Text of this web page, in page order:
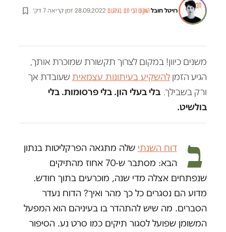
רויטל חובל·המקום הכי חם בגיהנום·
28.09.2022
·זמן קריאה 7 דק׳
משנים כיוון! במקום לצרוך תקשורת שמוכרת אותך,
הגיע הזמן להשקיע בעיתונות עצמאית שעובדת אך
ורק בשבילך. בלי בעלי הון. בלי פרסומות. בלי
בולשיט.
ב דוח השנתי שלה מתגאה הפרקליטות בנתון
הבא: מסתבר ש-70 אחוז מהתיקים
שנפתחים אצלה מדי שנה, מוכרעים בתוך חודש.
מדוע הם נסגרים כל כך מהר ואיך? הדוח נעדר
הסברים. מה שיש להתהדר בו בעיניהם הוא המפעל
המשומן שפועל לסגור תיקים כמו סרט נע. הסיפור